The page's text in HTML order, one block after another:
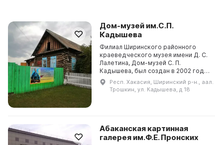
Дом-музей им.С.П.
Кадышева
Филиал Ширинского районного
краеведческого музея имени Д. С.
Лалетина, Дом-музей С. П.
Кадышева, был создан в 2002 году,
и в нем представлены личные вещи,
рукописи, фотографии и
аудиозаписи великого х...
Респ. Хакасия, Ширинский р-н., аал.
Трошкин, ул. Кадышева, д 18
Абаканская картинная
галерея им.Ф.Е. Пронских